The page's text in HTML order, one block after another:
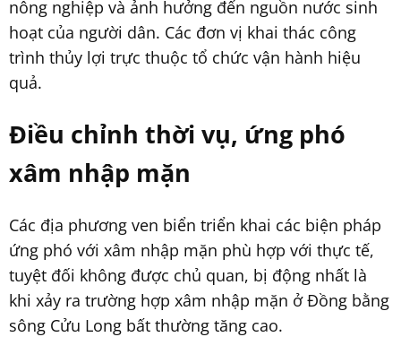
nông nghiệp và ảnh hưởng đến nguồn nước sinh
hoạt của người dân. Các đơn vị khai thác công
trình thủy lợi trực thuộc tổ chức vận hành hiệu
quả.
Điều chỉnh thời vụ, ứng phó
xâm nhập mặn
Các địa phương ven biển triển khai các biện pháp
ứng phó với xâm nhập mặn phù hợp với thực tế,
tuyệt đối không được chủ quan, bị động nhất là
khi xảy ra trường hợp xâm nhập mặn ở Đồng bằng
sông Cửu Long bất thường tăng cao.